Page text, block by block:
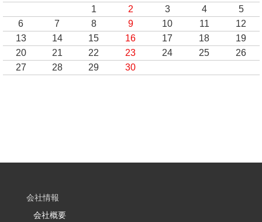
1
2 3 4
5
6
7 8 9 10 11
12
13
14 15 16 17 18
19
20
21 22 23 24 25
26
27
28 29 30
会社情報
会社概要